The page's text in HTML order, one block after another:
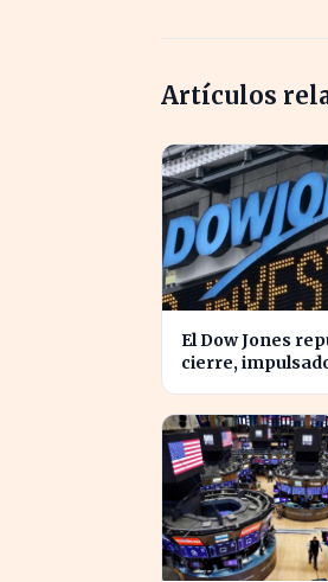
Artículos
El Dow Jones
cierre,